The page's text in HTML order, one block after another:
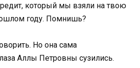
который мы взяли на твою
году. Помнишь?
Но она сама
Аллы Петровны сузились.